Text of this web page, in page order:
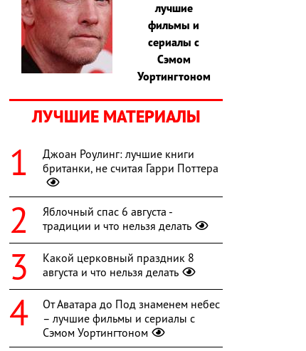
лучшие
фильмы и
сериалы с
Сэмом
Уортингтоном
ЛУЧШИЕ МАТЕРИАЛЫ
Джоан Роулинг: лучшие книги
британки, не считая Гарри Поттера
Яблочный спас 6 августа -
традиции и что нельзя делать
Какой церковный праздник 8
августа и что нельзя делать
От Аватара до Под знаменем небес
– лучшие фильмы и сериалы с
Сэмом Уортингтоном